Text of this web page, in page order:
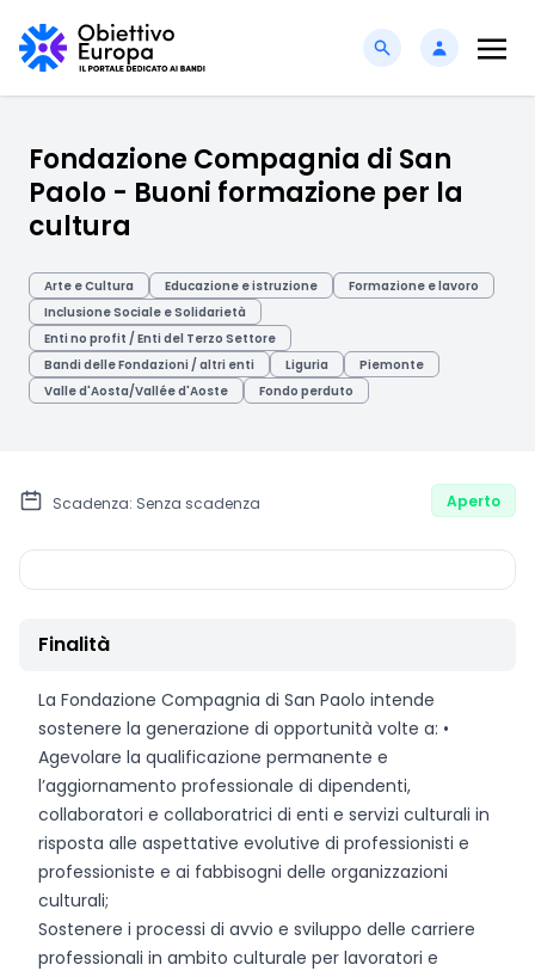
Fondazione Compagnia di San
Paolo - Buoni formazione per la
cultura
Arte e Cultura Educazione e istruzione
Formazione e lavoro
Inclusione Sociale e Solidarietà
Enti no profit / Enti del Terzo Settore
Bandi delle Fondazioni / altri enti
Liguria
Piemonte
Valle d'Aosta/Vallée d'Aoste
Fondo perduto
Scadenza: Senza scadenza Aperto
Finalità
La Fondazione Compagnia di San Paolo intende
sostenere la generazione di opportunità volte a: •
Agevolare la qualificazione permanente e
l’aggiornamento professionale di dipendenti,
collaboratori e collaboratrici di enti e servizi culturali in
risposta alle aspettative evolutive di professionisti e
professioniste e ai fabbisogni delle organizzazioni
culturali;
Sostenere i processi di avvio e sviluppo delle carriere
professionali in ambito culturale per lavoratori e